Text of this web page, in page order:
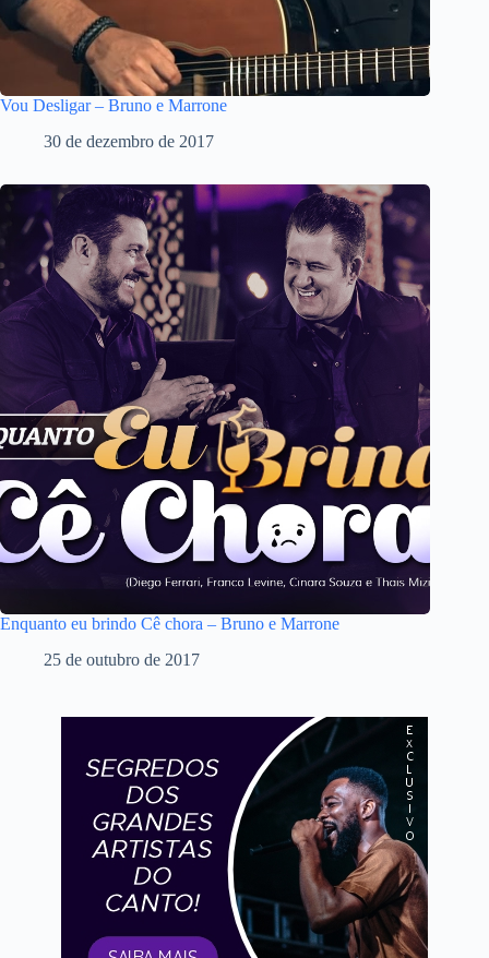
Vou Desligar – Bruno e Marrone
30 de dezembro de 2017
Enquanto eu brindo Cê chora – Bruno e Marrone
25 de outubro de 2017